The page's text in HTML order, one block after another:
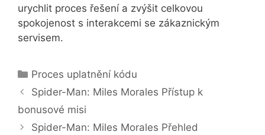
urychlit proces řešení a zvýšit celkovou
spokojenost s interakcemi se zákaznickým
servisem.
Categories
Proces uplatnění kódu
Spider-Man: Miles Morales Přístup k
bonusové misi
Spider-Man: Miles Morales Přehled